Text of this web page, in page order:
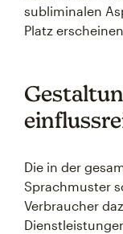
subliminalen
Platz
Die in der
Sprachmuster
Verbraucher